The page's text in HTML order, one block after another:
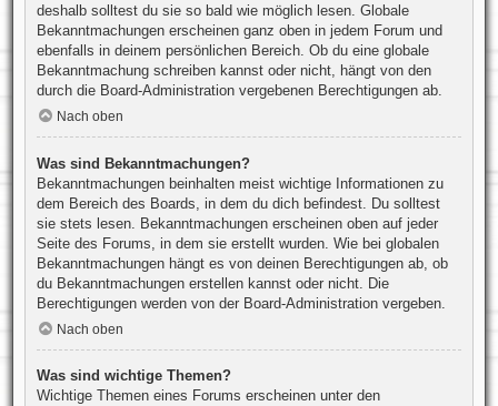
deshalb solltest du sie so bald wie möglich lesen. Globale
Bekanntmachungen erscheinen ganz oben in jedem Forum und
ebenfalls in deinem persönlichen Bereich. Ob du eine globale
Bekanntmachung schreiben kannst oder nicht, hängt von den
durch die Board-Administration vergebenen Berechtigungen ab.
Nach oben
Was sind Bekanntmachungen?
Bekanntmachungen beinhalten meist wichtige Informationen zu
dem Bereich des Boards, in dem du dich befindest. Du solltest
sie stets lesen. Bekanntmachungen erscheinen oben auf jeder
Seite des Forums, in dem sie erstellt wurden. Wie bei globalen
Bekanntmachungen hängt es von deinen Berechtigungen ab, ob
du Bekanntmachungen erstellen kannst oder nicht. Die
Berechtigungen werden von der Board-Administration vergeben.
Nach oben
Was sind wichtige Themen?
Wichtige Themen eines Forums erscheinen unter den